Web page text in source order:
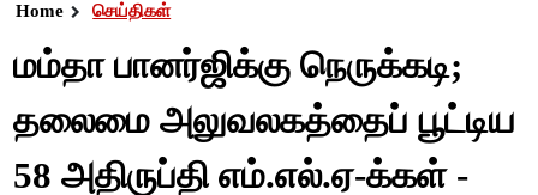
Home செய்திகள்
மம்தா பானர்ஜிக்கு நெருக்கடி;
தலைமை அலுவலகத்தைப் பூட்டிய
58 அதிருப்தி எம்.எல்.ஏ-க்கள் -